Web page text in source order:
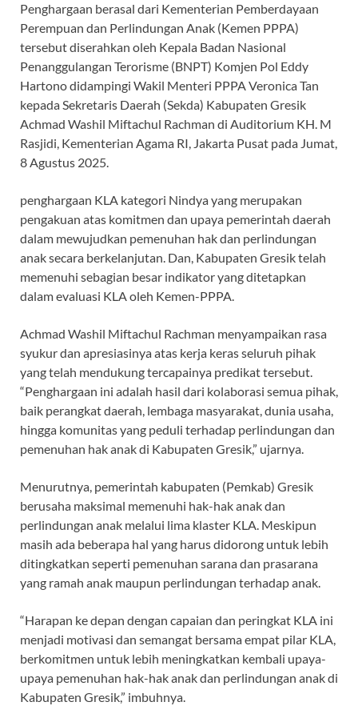
Penghargaan berasal dari Kementerian Pemberdayaan
Perempuan dan Perlindungan Anak (Kemen PPPA)
tersebut diserahkan oleh Kepala Badan Nasional
Penanggulangan Terorisme (BNPT) Komjen Pol Eddy
Hartono didampingi Wakil Menteri PPPA Veronica Tan
kepada Sekretaris Daerah (Sekda) Kabupaten Gresik
Achmad Washil Miftachul Rachman di Auditorium KH. M
Rasjidi, Kementerian Agama RI, Jakarta Pusat pada Jumat,
8 Agustus 2025.
penghargaan KLA kategori Nindya yang merupakan
pengakuan atas komitmen dan upaya pemerintah daerah
dalam mewujudkan pemenuhan hak dan perlindungan
anak secara berkelanjutan. Dan, Kabupaten Gresik telah
memenuhi sebagian besar indikator yang ditetapkan
dalam evaluasi KLA oleh Kemen-PPPA.
Achmad Washil Miftachul Rachman menyampaikan rasa
syukur dan apresiasinya atas kerja keras seluruh pihak
yang telah mendukung tercapainya predikat tersebut.
“Penghargaan ini adalah hasil dari kolaborasi semua pihak,
baik perangkat daerah, lembaga masyarakat, dunia usaha,
hingga komunitas yang peduli terhadap perlindungan dan
pemenuhan hak anak di Kabupaten Gresik,” ujarnya.
Menurutnya, pemerintah kabupaten (Pemkab) Gresik
berusaha maksimal memenuhi hak-hak anak dan
perlindungan anak melalui lima klaster KLA. Meskipun
masih ada beberapa hal yang harus didorong untuk lebih
ditingkatkan seperti pemenuhan sarana dan prasarana
yang ramah anak maupun perlindungan terhadap anak.
“Harapan ke depan dengan capaian dan peringkat KLA ini
menjadi motivasi dan semangat bersama empat pilar KLA,
berkomitmen untuk lebih meningkatkan kembali upaya-
upaya pemenuhan hak-hak anak dan perlindungan anak di
Kabupaten Gresik,” imbuhnya.